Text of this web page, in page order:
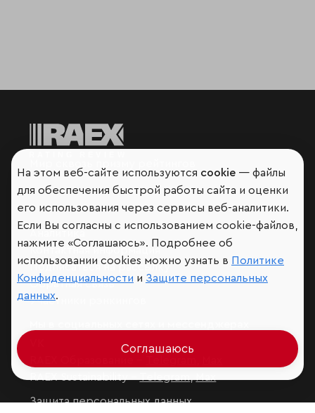
Аналитика
Контактная информация
Подписаться на рассылку
Обратная связь
Участники рэнкингов
Защита персональных данных
На этом веб-сайте используются cookie — файлы
для обеспечения быстрой работы сайта и оценки
его использования через сервисы веб-аналитики.
Если Вы согласны с использованием cookie-файлов,
нажмите «Соглашаюсь». Подробнее об
использовании cookies можно узнать в Политике
Конфиденциальности и Защите персональных
данных.
Соглашаюсь